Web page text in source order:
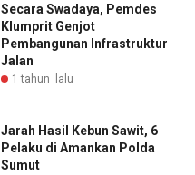
Secara Swadaya, Pemdes
Klumprit Genjot
Pembangunan Infrastruktur
Jalan
1 tahun lalu
Jarah Hasil Kebun Sawit, 6
Pelaku di Amankan Polda
Sumut